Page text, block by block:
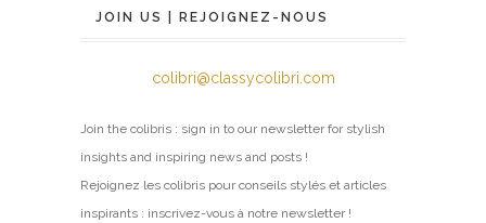
JOIN US | REJOIGNEZ-NOUS
colibri@classycolibri.com
Join the colibris : sign in to our newsletter for stylish
insights and inspiring news and posts !
Rejoignez les colibris pour conseils stylés et articles
inspirants : inscrivez-vous à notre newsletter !